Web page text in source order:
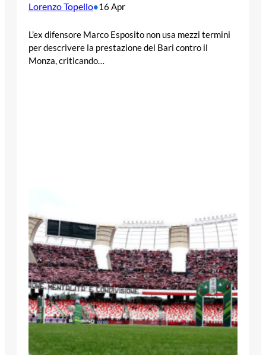
Lorenzo Topello•16 Apr
L’ex difensore Marco Esposito non usa mezzi termini
per descrivere la prestazione del Bari contro il
Monza, criticando…